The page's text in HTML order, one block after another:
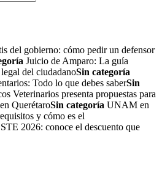
del gobierno: cómo pedir un defensor
Juicio de Amparo: La guía
del ciudadanoSin categoría
Todo lo que debes saberSin
Veterinarios presenta propuestas para
QuerétaroSin categoría UNAM en
y cómo es el
2026: conoce el descuento que